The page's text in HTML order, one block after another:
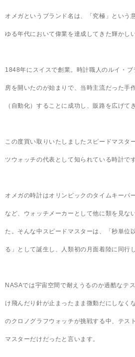
オメガというブランド名は、「究極」という
ゆる年代において偉業を達成してきた輝かし
1848年にスイスで創業。時計職人のルイ・
房を開いたのが始まりで、当時主流だった手
（自動化）することに成功し、販路を広げて
この度買い取りいたしましたスピードマスタ
ツウォッチの代表として知られている時計です
オメガの時計はオリンピックのタイムキーパ
など、ウォッチメーカーとして他に類を見な
た。そんな中スピードマスターは、「秒単位
る」として誕生し、人類初の月面着陸に同行
NASAでは宇宙空間で耐えうるのか過酷なテ
け飛んだり針が止まったまま微動だにしなく
のクロノグラフウォッチが挑戦する中、テス
マスターだけだったと言います。